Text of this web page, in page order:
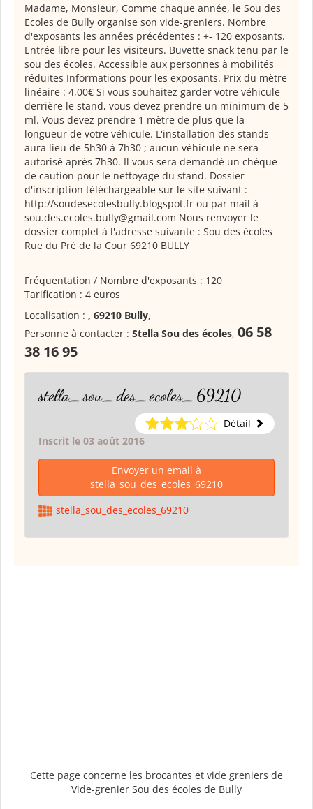
Madame, Monsieur, Comme chaque année, le Sou des
Ecoles de Bully organise son vide-greniers. Nombre
d'exposants les années précédentes : +- 120 exposants.
Entrée libre pour les visiteurs. Buvette snack tenu par le
sou des écoles. Accessible aux personnes à mobilités
réduites Informations pour les exposants. Prix du mètre
linéaire : 4,00€ Si vous souhaitez garder votre véhicule
derrière le stand, vous devez prendre un minimum de 5
ml. Vous devez prendre 1 mètre de plus que la
longueur de votre véhicule. L'installation des stands
aura lieu de 5h30 à 7h30 ; aucun véhicule ne sera
autorisé après 7h30. Il vous sera demandé un chèque
de caution pour le nettoyage du stand. Dossier
d'inscription téléchargeable sur le site suivant :
http://soudesecolesbully.blogspot.fr ou par mail à
sou.des.ecoles.bully@gmail.com Nous renvoyer le
dossier complet à l'adresse suivante : Sou des écoles
Rue du Pré de la Cour 69210 BULLY
Fréquentation / Nombre d'exposants : 120
Tarification : 4 euros
Localisation : , 69210 Bully,
Personne à contacter : Stella Sou des écoles, 06 58
38 16 95
stella_sou_des_ecoles_69210
Détail
Inscrit le 03 août 2016
Envoyer un email à
stella_sou_des_ecoles_69210
stella_sou_des_ecoles_69210
Cette page concerne les brocantes et vide greniers de
Vide-grenier Sou des écoles de Bully